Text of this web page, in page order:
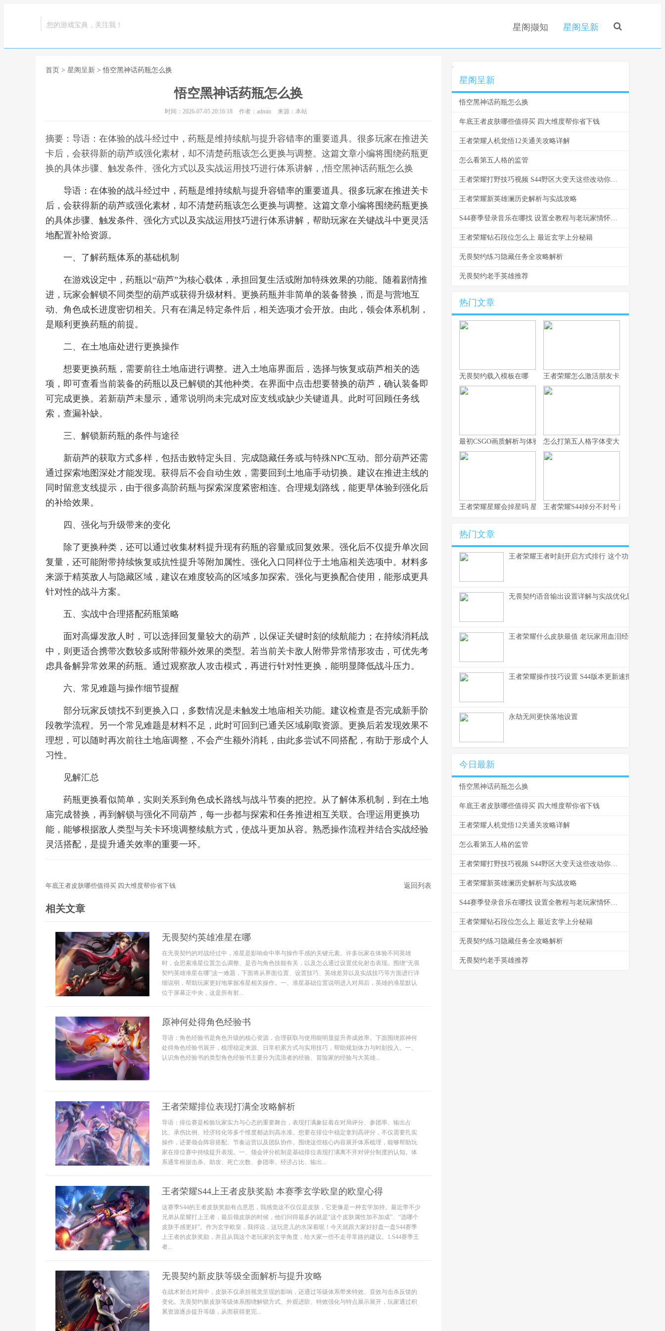
您的游戏宝典，关注我！ 星阁撷知 星阁呈新
首页 > 星阁呈新 > 悟空黑神话药瓶怎么换
悟空黑神话药瓶怎么换
时间：2026-07-05 20:16:18 作者：admin 来源：本站
摘要：导语：在体验的战斗经过中，药瓶是维持续航与提升容错率的重要道具。很多玩家在推进关
卡后，会获得新的葫芦或强化素材，却不清楚药瓶该怎么更换与调整。这篇文章小编将围绕药瓶更
换的具体步骤、触发条件、强化方式以及实战运用技巧进行体系讲解，,悟空黑神话药瓶怎么换
导语：在体验的战斗经过中，药瓶是维持续航与提升容错率的重要道具。很多玩家在推进关卡
后，会获得新的葫芦或强化素材，却不清楚药瓶该怎么更换与调整。这篇文章小编将围绕药瓶更换
的具体步骤、触发条件、强化方式以及实战运用技巧进行体系讲解，帮助玩家在关键战斗中更灵活
地配置补给资源。
一、了解药瓶体系的基础机制
在游戏设定中，药瓶以“葫芦”为核心载体，承担回复生活或附加特殊效果的功能。随着剧情推
进，玩家会解锁不同类型的葫芦或获得升级材料。更换药瓶并非简单的装备替换，而是与营地互
动、角色成长进度密切相关。只有在满足特定条件后，相关选项才会开放。由此，领会体系机制，
是顺利更换药瓶的前提。
二、在土地庙处进行更换操作
想要更换药瓶，需要前往土地庙进行调整。进入土地庙界面后，选择与恢复或葫芦相关的选
项，即可查看当前装备的药瓶以及已解锁的其他种类。在界面中点击想要替换的葫芦，确认装备即
可完成更换。若新葫芦未显示，通常说明尚未完成对应支线或缺少关键道具。此时可回顾任务线
索，查漏补缺。
三、解锁新药瓶的条件与途径
新葫芦的获取方式多样，包括击败特定头目、完成隐藏任务或与特殊NPC互动。部分葫芦还需
通过探索地图深处才能发现。获得后不会自动生效，需要回到土地庙手动切换。建议在推进主线的
同时留意支线提示，由于很多高阶药瓶与探索深度紧密相连。合理规划路线，能更早体验到强化后
的补给效果。
四、强化与升级带来的变化
除了更换种类，还可以通过收集材料提升现有药瓶的容量或回复效果。强化后不仅提升单次回
复量，还可能附带持续恢复或抗性提升等附加属性。强化入口同样位于土地庙相关选项中。材料多
来源于精英敌人与隐藏区域，建议在难度较高的区域多加探索。强化与更换配合使用，能形成更具
针对性的战斗方案。
五、实战中合理搭配药瓶策略
面对高爆发敌人时，可以选择回复量较大的葫芦，以保证关键时刻的续航能力；在持续消耗战
中，则更适合携带次数较多或附带额外效果的类型。若当前关卡敌人附带异常情形攻击，可优先考
虑具备解异常效果的药瓶。通过观察敌人攻击模式，再进行针对性更换，能明显降低战斗压力。
六、常见难题与操作细节提醒
部分玩家反馈找不到更换入口，多数情况是未触发土地庙相关功能。建议检查是否完成新手阶
段教学流程。另一个常见难题是材料不足，此时可回到已通关区域刷取资源。更换后若发现效果不
理想，可以随时再次前往土地庙调整，不会产生额外消耗，由此多尝试不同搭配，有助于形成个人
习性。
见解汇总
药瓶更换看似简单，实则关系到角色成长路线与战斗节奏的把控。从了解体系机制，到在土地
庙完成替换，再到解锁与强化不同葫芦，每一步都与探索和任务推进相互关联。合理运用更换功
能，能够根据敌人类型与关卡环境调整续航方式，使战斗更加从容。熟悉操作流程并结合实战经验
灵活搭配，是提升通关效率的重要一环。
年底王者皮肤哪些值得买 四大维度帮你省下钱 返回列表
相关文章
无畏契约英雄准星在哪
在无畏契约的对战经过中，准星是影响命中率与操作手感的关键元素。许多玩家在体验不同英雄
时，会思索准星位置怎么调整、是否与角色技能有关，以及怎么通过设置优化射击表现。围绕“无畏
契约英雄准星在哪”这一难题，下面将从界面位置、设置技巧、英雄差异以及实战技巧等方面进行详
细说明，帮助玩家更好地掌握准星相关操作。一、准星基础位置说明进入对局后，英雄的准星默认
位于屏幕正中央，这是所有射...
原神何处得角色经验书
导语：角色经验书是角色升级的核心资源，合理获取与使用能明显提升养成效率。下面围绕原神何
处得角色经验书展开，梳理稳定来源、日常积累方式与实用技巧，帮助规划体力与时刻投入。一、
认识角色经验书的类型角色经验书主要分为流浪者的经验、冒险家的经验与大英雄...
王者荣耀排位表现打满全攻略解析
导语：排位赛是检验玩家实力与心态的重要舞台，表现打满象征着在对局评分、参团率、输出占
比、承伤比例、经济转化等多个维度都达到高水准。想要在排位中稳定拿到高评分，不仅需要扎实
操作，还要领会阵容搭配、节奏运营以及团队协作。围绕这些核心内容展开体系梳理，能够帮助玩
家在排位赛中持续提升表现。一、领会评分机制是基础排位表现打满离不开对评分制度的认知。体
系通常根据击杀、助攻、死亡次数、参团率、经济占比、输出...
王者荣耀S44上王者皮肤奖励 本赛季玄学欧皇的欧皇心得
这赛季S44的王者皮肤奖励有点意思，我感觉这不仅仅是皮肤，它更像是一种玄学加持。最近带不少
兄弟从星耀打上王者，最后领皮肤的时候，他们问得最多的就是“这个皮肤属性加不加成”、“选哪个
皮肤手感更好”。作为玄学欧皇，我得说，这玩意儿的水深着呢！今天就跟大家好好盘一盘S44赛季
上王者的皮肤奖励，并且从我这个老玩家的玄学角度，给大家一些不走寻常路的建议。1.S44赛季王
者...
无畏契约新皮肤等级全面解析与提升攻略
在战术射击对局中，皮肤不仅承担视觉呈现的影响，还通过等级体系带来特效、音效与击杀反馈的
变化。无畏契约新皮肤等级体系围绕解锁方式、外观进阶、特效强化与特点展示展开，玩家通过积
累资源逐步提升等级，从而获得更完...
.
星阁呈新
悟空黑神话药瓶怎么换
年底王者皮肤哪些值得买 四大维度帮你省下钱
王者荣耀人机觉悟12关通关攻略详解
怎么看第五人格的监管
王者荣耀打野技巧视频 S44野区大变天这些改动你必须知道
王者荣耀新英雄澜历史解析与实战攻略
S44赛季登录音乐在哪找 设置全教程与老玩家情怀指南
王者荣耀钻石段位怎么上 最近玄学上分秘籍
无畏契约练习隐藏任务全攻略解析
无畏契约老手英雄推荐
热门文章
无畏契约载入模板在哪 王者荣耀怎么激活朋友卡
最初CSGO画质解析与体验技巧全指南怎么打第五人格字体变大
王者荣耀星耀会掉星吗 星耀段位掉星规则详解王者荣耀S44掉分不封号 最新机制详解
热门文章
王者荣耀王者时刻开启方式排行 这个功能打工人必
无畏契约语音输出设置详解与实战优化思路
王者荣耀什么皮肤最值 老玩家用血泪经验告诉你
王者荣耀操作技巧设置 S44版本更新速报与设置详
永劫无间更快落地设置
今日最新
悟空黑神话药瓶怎么换
年底王者皮肤哪些值得买 四大维度帮你省下钱
王者荣耀人机觉悟12关通关攻略详解
怎么看第五人格的监管
王者荣耀打野技巧视频 S44野区大变天这些改动你必须知道
王者荣耀新英雄澜历史解析与实战攻略
S44赛季登录音乐在哪找 设置全教程与老玩家情怀指南
王者荣耀钻石段位怎么上 最近玄学上分秘籍
无畏契约练习隐藏任务全攻略解析
无畏契约老手英雄推荐